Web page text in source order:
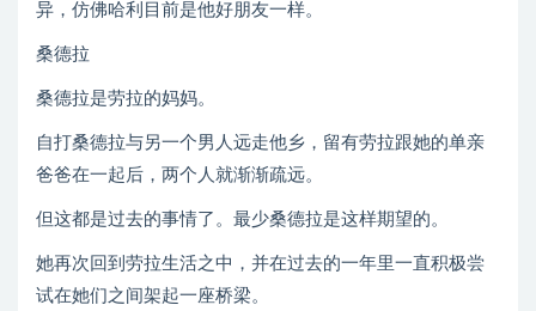
异，仿佛哈利目前是他好朋友一样。
桑德拉
桑德拉是劳拉的妈妈。
自打桑德拉与另一个男人远走他乡，留有劳拉跟她的单亲
爸爸在一起后，两个人就渐渐疏远。
但这都是过去的事情了。最少桑德拉是这样期望的。
她再次回到劳拉生活之中，并在过去的一年里一直积极尝
试在她们之间架起一座桥梁。